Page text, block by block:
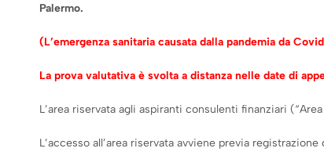
Palermo.
(L’emergenza sanitaria causata dalla pandemia da
La prova valutativa è svolta a distanza nelle date di
L’area riservata agli aspiranti consulenti finanziari
L’accesso all’area riservata avviene previa